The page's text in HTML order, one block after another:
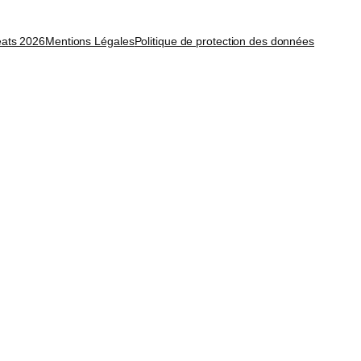
2026Mentions LégalesPolitique de protection des données